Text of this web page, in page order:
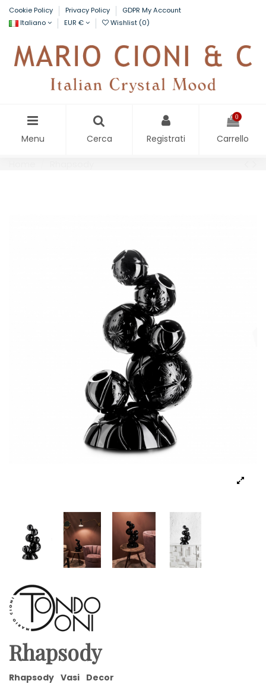
Cookie Policy Privacy Policy
GDPR My Account
Italiano
EUR € Wishlist (0)
Menu Cerca Registrati
0
Carrello
Rhapsody
Rhapsody Vasi Decor